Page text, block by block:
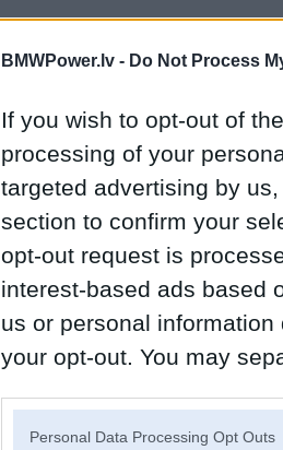
BMWPower.lv - Do Not Process
If you wish to opt-out of
processing of your
targeted advertising by
section to confirm your
opt-out request is
interest-based ads based
us or personal
your opt-out. You may
Personal Data Processing Opt Outs